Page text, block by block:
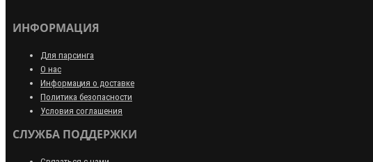
ИНФОРМАЦИЯ
Для парсинга
О нас
Информация о доставке
Политика безопасности
Условия соглашения
СЛУЖБА ПОДДЕРЖКИ